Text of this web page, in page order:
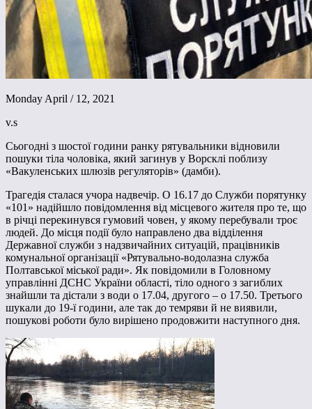
Monday April / 12, 2021
v.s
Сьогодні з шостої години ранку рятувальники відновили
пошуки тіла чоловіка, який загинув у Ворсклі поблизу
«Вакуленських шлюзів регуляторів» (дамби).
Трагедія сталася учора надвечір. О 16.17 до Служби порятунку
«101» надійшло повідомлення від місцевого жителя про те, що
в річці перекинувся гумовий човен, у якому перебували троє
людей. До місця події було направлено два відділення
Державної служби з надзвичайних ситуацій, працівників
комунальної організації «Рятувально-водолазна служба
Полтавської міської ради». Як повідомили в Головному
управлінні ДСНС України області, тіло одного з загиблих
знайшли та дістали з води о 17.04, другого – о 17.50. Третього
шукали до 19-ї години, але так до темряви й не виявили,
пошукові роботи було вирішено продовжити наступного дня.